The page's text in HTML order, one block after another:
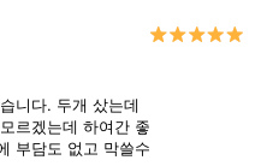
적 시간 관리
수 극대화
분전달력
니다. 두개 샀는데
르겠는데 하여간 좋
부담도 없고 막쓸수